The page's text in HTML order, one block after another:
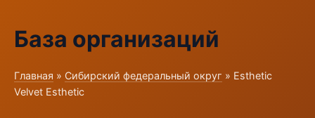
База организаций
Главная » Сибирский федеральный округ » Esthetic
Velvet Esthetic